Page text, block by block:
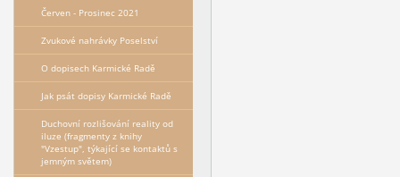
Červen - Prosinec 2021
Zvukové nahrávky Poselství
O dopisech Karmické Radě
Jak psát dopisy Karmické Radě
Duchovní rozlišování reality od
iluze (fragmenty z knihy
"Vzestup", týkající se kontaktů s
jemným světem)